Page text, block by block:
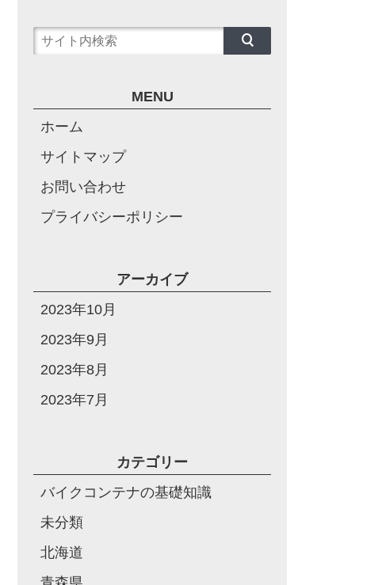
MENU
ホーム
サイトマップ
お問い合わせ
プライバシーポリシー
アーカイブ
2023年10月
2023年9月
2023年8月
2023年7月
カテゴリー
バイクコンテナの基礎知識
未分類
北海道